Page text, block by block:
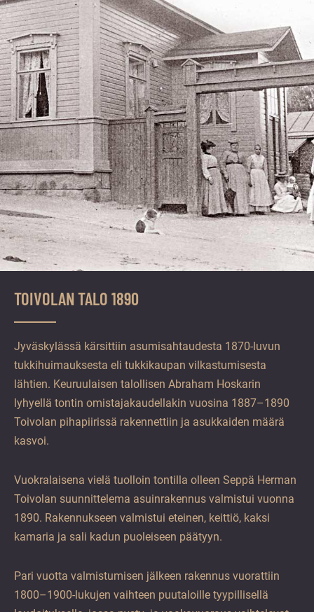
TOIVOLAN TALO 1890
Jyväskylässä kärsittiin asumisahtaudesta 1870-luvun
tukkihuimauksesta eli tukkikaupan vilkastumisesta
lähtien. Keuruulaisen talollisen Abraham Hoskarin
lyhyellä tontin omistajakaudellakin vuosina 1887–1890
Toivolan pihapiirissä rakennettiin ja asukkaiden määrä
kasvoi.
Vuokralaisena vielä tuolloin tontilla olleen Seppä Herman
Toivolan suunnittelema asuinrakennus valmistui vuonna
1890. Rakennukseen valmistui eteinen, keittiö, kaksi
kamaria ja sali kadun puoleiseen päätyyn.
Pari vuotta valmistumisen jälkeen rakennus vuorattiin
1800–1900-lukujen vaihteen puutaloille tyypillisellä